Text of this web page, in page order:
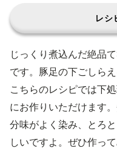
レシ
じっくり煮込んだ絶品
です。豚足の下ごしら
こちらのレシピでは下
にお作りいただけます
分味がよく染み、とろ
しいですよ。ぜひ作っ